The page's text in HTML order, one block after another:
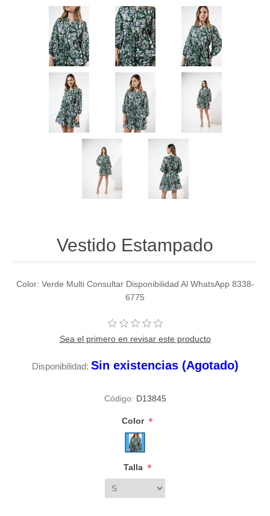
Vestido Estampado
Color: Verde Multi Consultar Disponibilidad Al WhatsApp 8338-
6775
Sea el primero en revisar este producto
Disponibilidad: Sin existencias (Agotado)
Código: D13845
Color *
Talla *